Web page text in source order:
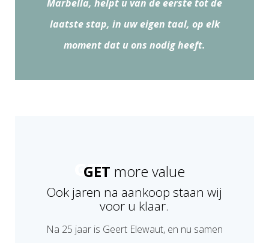
Marbella, helpt u van de eerste tot de
laatste stap, in uw eigen taal, op elk
moment dat u ons nodig heeft.
GET more value
Ook jaren na aankoop staan wij
voor u klaar.
Na 25 jaar is Geert Elewaut, en nu samen